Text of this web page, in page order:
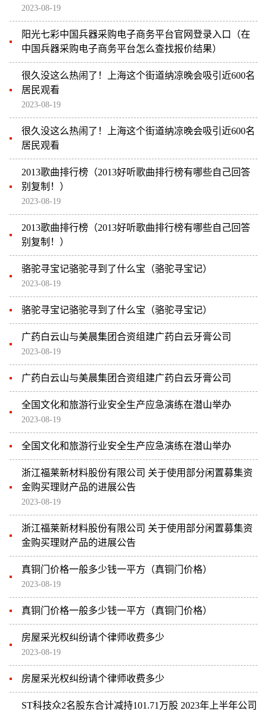
2023-08-19
阳光七彩中国兵器采购电子商务平台官网登录入口（在
中国兵器采购电子商务平台怎么查找报价结果）
很久没这么热闹了！上海这个街道纳凉晚会吸引近600名
居民观看
2023-08-19
很久没这么热闹了！上海这个街道纳凉晚会吸引近600名
居民观看
2013歌曲排行榜（2013好听歌曲排行榜有哪些自己回答
别复制！）
2023-08-19
2013歌曲排行榜（2013好听歌曲排行榜有哪些自己回答
别复制！）
骆驼寻宝记骆驼寻到了什么宝（骆驼寻宝记）
2023-08-19
骆驼寻宝记骆驼寻到了什么宝（骆驼寻宝记）
广药白云山与美晨集团合资组建广药白云牙膏公司
2023-08-19
广药白云山与美晨集团合资组建广药白云牙膏公司
全国文化和旅游行业安全生产应急演练在潜山举办
2023-08-19
全国文化和旅游行业安全生产应急演练在潜山举办
浙江福莱新材料股份有限公司 关于使用部分闲置募集资
金购买理财产品的进展公告
2023-08-19
浙江福莱新材料股份有限公司 关于使用部分闲置募集资
金购买理财产品的进展公告
真铜门价格一般多少钱一平方（真铜门价格）
2023-08-19
真铜门价格一般多少钱一平方（真铜门价格）
房屋采光权纠纷请个律师收费多少
2023-08-19
房屋采光权纠纷请个律师收费多少
ST科技众2名股东合计减持101.71万股 2023年上半年公司